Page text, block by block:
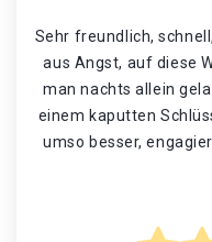
Sehr freundlich,
aus Angst, auf diese
man nachts allein
einem kaputten
umso besser,